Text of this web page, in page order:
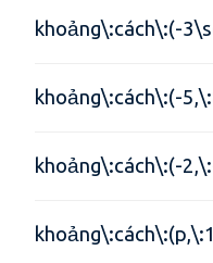
khoảng\:cách\:(-
khoảng\:cách\:(-
khoảng\:cách\:(-